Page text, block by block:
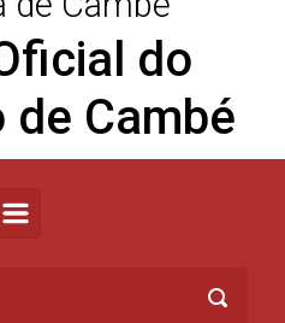
do
Cambé